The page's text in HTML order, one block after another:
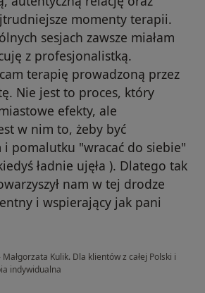
momenty terapii.
sesjach zawsze miałam
z profesjonalistką.
terapię prowadzoną przez
Nie jest to proces, który
efekty, ale
w nim to, żeby być
i pomalutku "wracać do siebie"
ładnie ujęła ). Dlatego tak
nam w tej drodze
i wspierający jak pani
Kulik. Dla klientów z całej Polski i
indywidualna